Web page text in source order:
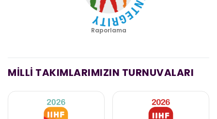
Raporlama
MİLLİ TAKIMLARIMIZIN TURNUVALARI